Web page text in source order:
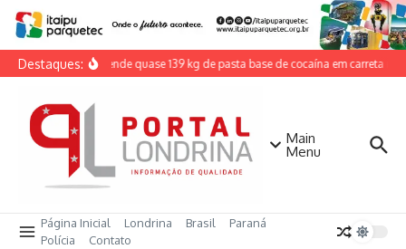
Ir para o conteúdo
Destaques:PRF apreende quase 139 kg de pasta base de cocaína em carreta na
Main
Menu
Página Inicial Londrina Brasil
Paraná
Polícia
Contato